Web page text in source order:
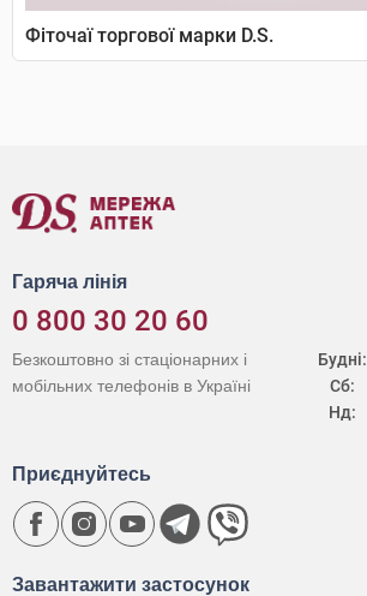
Фіточаї торгової марки D.S.
Гаряча лінія
0 800 30 20 60
Будні:
Сб:
Нд:
Безкоштовно зі стаціонарних і
мобільних телефонів в Україні
Завантажити застосунок
Приєднуйтесь